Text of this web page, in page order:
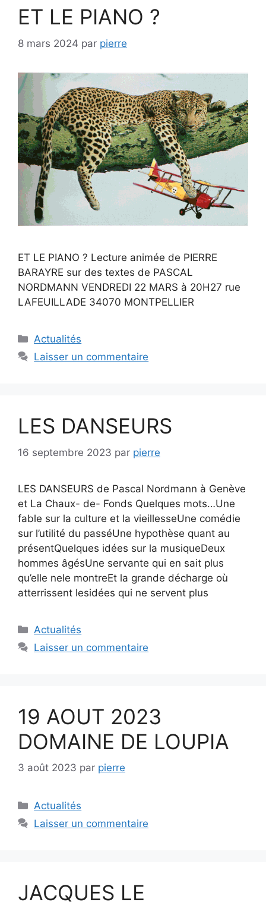
ET LE PIANO ?
8 mars 2024 par pierre
ET LE PIANO ? Lecture animée de PIERRE
BARAYRE sur des textes de PASCAL
NORDMANN VENDREDI 22 MARS à 20H27 rue
LAFEUILLADE 34070 MONTPELLIER
Catégories
Actualités
Laisser un commentaire
LES DANSEURS
16 septembre 2023 par pierre
LES DANSEURS de Pascal Nordmann à Genève
et La Chaux- de- Fonds Quelques mots…Une
fable sur la culture et la vieillesseUne comédie
sur l’utilité du passéUne hypothèse quant au
présentQuelques idées sur la musiqueDeux
hommes âgésUne servante qui en sait plus
qu’elle nele montreEt la grande décharge où
atterrissent lesidées qui ne servent plus
Catégories
Actualités
Laisser un commentaire
19 AOUT 2023
DOMAINE DE LOUPIA
3 août 2023 par pierre
Catégories
Actualités
Laisser un commentaire
JACQUES LE